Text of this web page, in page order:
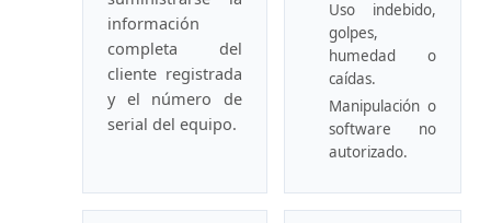
información
completa del
cliente registrada
y el número de
serial del equipo.
Uso indebido,
golpes,
humedad o
caídas.
Manipulación o
software no
autorizado.